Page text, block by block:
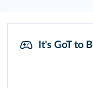
It's GoT to